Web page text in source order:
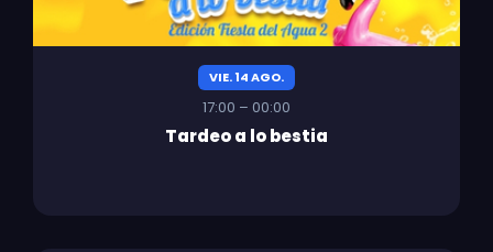
VIE. 14 AGO.
17:00 – 00:00
Tardeo a lo bestia